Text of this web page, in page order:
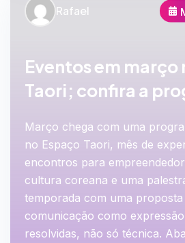
Rafael
Eventos em março
Taori; confira a
Março chega com uma
no Espaço Taori, mês de
encontros para
cultura coreana e uma
temporada com uma proposta
comunicação como
resolvidas, não só técnica.